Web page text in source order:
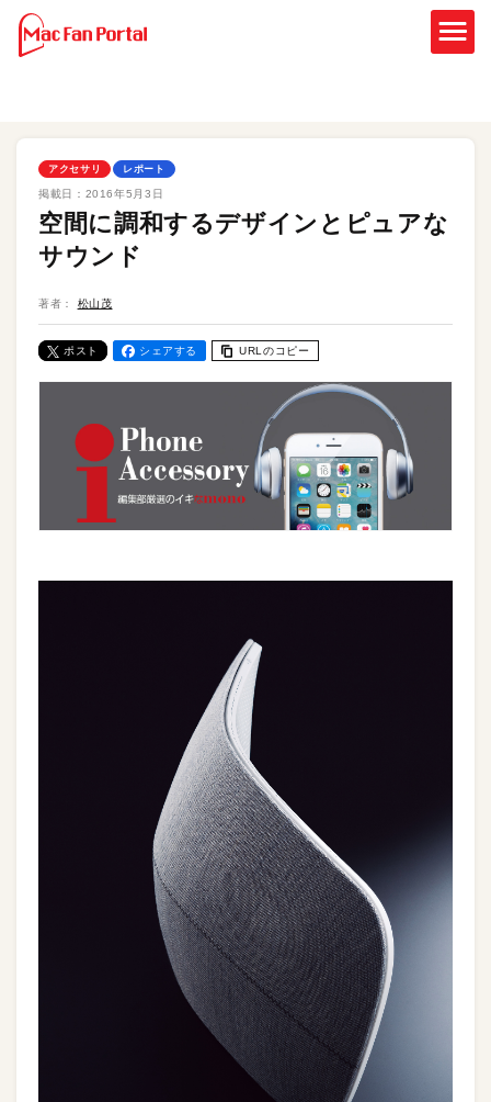
アクセサリ レポート
掲載日： 2016年5月3日
空間に調和するデザインとピュアな
サウンド
著者： 松山茂
ポスト シェアする URLのコピー